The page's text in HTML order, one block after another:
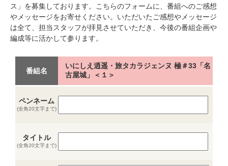
ス」を募集しております。こちらのフォームに、番組へのご感想
やメッセージをお寄せください。いただいたご感想やメッセージ
は全て、担当スタッフが拝見させていただき、今後の番組企画や
編成等に活かして参ります。
番組名
いにしえ逍遥・旅タカラジェンヌ 極＃33「名
古屋城」＜１＞
ペンネーム
(全角20文字まで)
タイトル
(全角20文字まで)